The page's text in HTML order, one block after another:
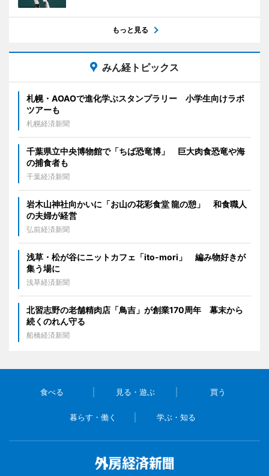
もっと見る
みん経トピックス
札幌・AOAOで進化学ぶスタンプラリー 小学生向けラボ
ツアーも
札幌経済新聞
千葉県立中央博物館で「ちば恐竜博」 巨大肉食恐竜や海
の捕食者も
千葉経済新聞
岩木山神社向かいに「お山の花彩食堂 龍の憩」 和食職人
の夫婦が経営
弘前経済新聞
浅草・松が谷にニットカフェ「ito-mori」 編み物好きが
集う場に
浅草経済新聞
北習志野の老舗精肉店「鳥吉」が創業170周年 幕末から
続くのれん守る
船橋経済新聞
食べる 見る・遊ぶ 買う
暮らす・働く 学ぶ・知る